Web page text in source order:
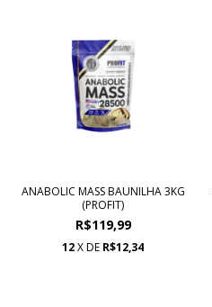
ANABOLIC MASS BAUNILHA 3KG
(PROFIT)
R$119,99
12X DE R$12,34